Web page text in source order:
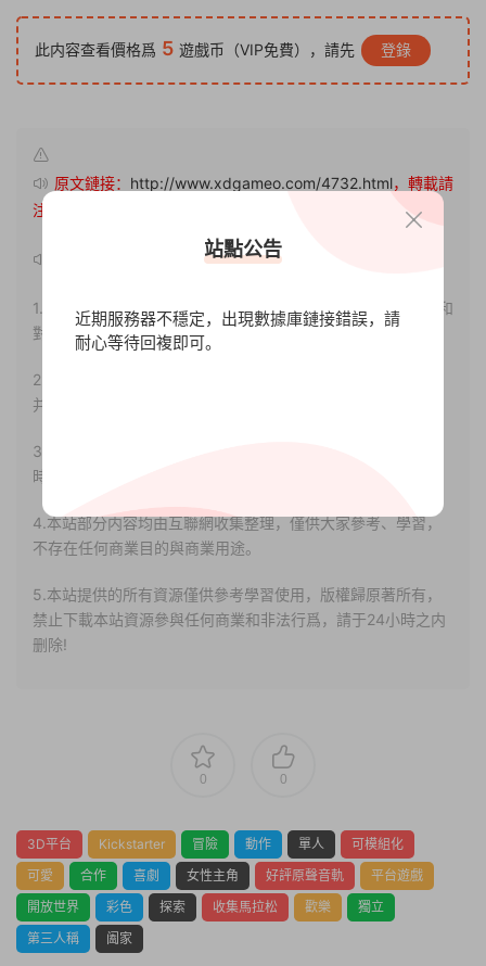
此内容查看價格爲 5 遊戲币（VIP免費），請先 登錄
原文鏈接： http://www.xdgameo.com/4732.html，轉載請
注明出處。
1.本站部分内容轉載自其它媒體，但并不代表本站贊同其觀點和
對其真實性負責。
2.若您需要商業運營或用于其他商業活動，請您購買正版授權
并合法使用。
3.如果本站有侵犯、不妥之處的資源，請聯系我們。将會第一
時間解決！
4.本站部分内容均由互聯網收集整理，僅供大家參考、學習，
不存在任何商業目的與商業用途。
5.本站提供的所有資源僅供參考學習使用，版權歸原著所有，
禁止下載本站資源參與任何商業和非法行爲，請于24小時之内
删除!
0 0
3D平台 Kickstarter 冒險 動作 單人
可模組化
可愛
合作 喜劇 女性主角 好評原聲音軌
平台遊戲
開放世界
彩色 探索 收集馬拉松 歡樂
獨立
第三人稱
阖家
站點公告
近期服務器不穩定，出現數據庫鏈接錯誤，請
耐心等待回複即可。